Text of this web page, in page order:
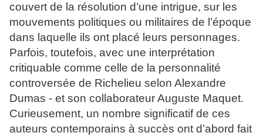
couvert de la résolution d’une intrigue, sur les
mouvements politiques ou militaires de l’époque
dans laquelle ils ont placé leurs personnages.
Parfois, toutefois, avec une interprétation
critiquable comme celle de la personnalité
controversée de Richelieu selon Alexandre
Dumas - et son collaborateur Auguste Maquet.
Curieusement, un nombre significatif de ces
auteurs contemporains à succès ont d’abord fait